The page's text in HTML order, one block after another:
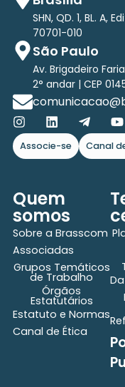
SHN, QD. 1, BL. A,
70701-010
São Paulo
Av. Brigadeiro
2° andar | CEP
Associe-se Canal
Quem
somos
Sobre a Brasscom
Associadas
Grupos Temáticos
de Trabalho
Órgãos
Estatutários
Estatuto e Normas
Canal de Ética